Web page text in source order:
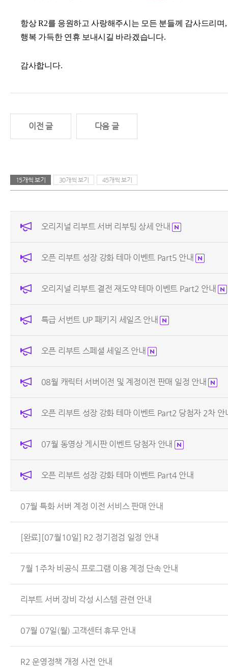
항상 R2를 응원하고 사랑해주시는 모든 분들께 감사드리며,
행복 가득한 연휴 보내시길 바라겠습니다.
감사합니다.
이전 글 다음 글
15개씩 보기 30개씩 보기 45개씩 보기
오리지널 리부트 서버 리부팅 상세 안내
오픈 리부트 성장 강화 테마 이벤트 Part5 안내
오리지널 리부트 결전 재도약 테마 이벤트 Part2 안내
특급 서번트 UP 패키지 세일즈 안내
오픈 리부트 스페셜 세일즈 안내
08월 캐릭터 서버이전 및 계정이전 판매 일정 안내
오픈 리부트 성장 강화 테마 이벤트 Part2 당첨자 2차
07월 동영상 게시판 이벤트 당첨자 안내
오픈 리부트 성장 강화 테마 이벤트 Part4 안내
07월 특화 서버 계정 이전 서비스 판매 안내
[완료][07월10일] R2 정기점검 일정 안내
7월 1주차 비공식 프로그램 이용 계정 단속 안내
리부트 서버 장비 각성 시스템 관련 안내
07월 07일(월) 고객센터 휴무 안내
R2 운영정책 개정 사전 안내